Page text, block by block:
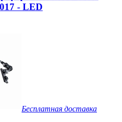
- LED
Бесплатная доставка